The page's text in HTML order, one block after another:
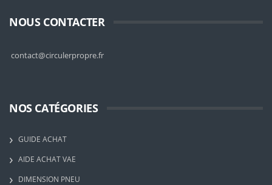
NOUS CONTACTER
contact@circulerpropre.fr
NOS CATÉGORIES
GUIDE ACHAT
AIDE ACHAT VAE
DIMENSION PNEU